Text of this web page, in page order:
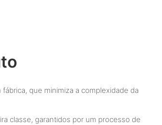
que minimiza a complexidade da
classe, garantidos por um processo de